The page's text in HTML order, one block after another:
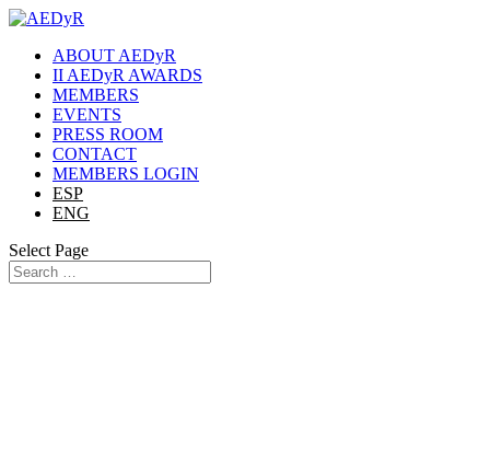
ABOUT AEDyR
II AEDyR AWARDS
MEMBERS
EVENTS
PRESS ROOM
CONTACT
MEMBERS LOGIN
ESP
ENG
Select Page